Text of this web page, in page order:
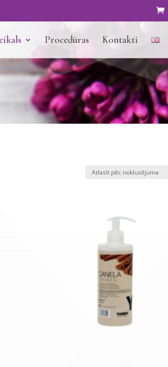
Procedūras Kontakti